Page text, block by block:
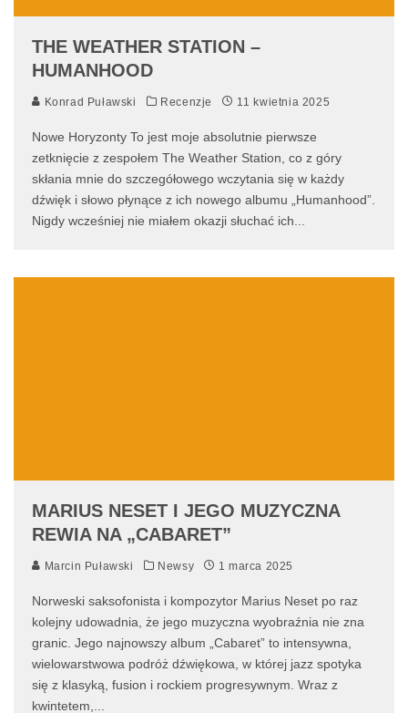
THE WEATHER STATION –
HUMANHOOD
Konrad Puławski Recenzje 11 kwietnia 2025
Nowe Horyzonty To jest moje absolutnie pierwsze
zetknięcie z zespołem The Weather Station, co z góry
skłania mnie do szczegółowego wczytania się w każdy
dźwięk i słowo płynące z ich nowego albumu „Humanhood”.
Nigdy wcześniej nie miałem okazji słuchać ich
MARIUS NESET I JEGO MUZYCZNA
REWIA NA „CABARET”
Marcin Puławski Newsy 1 marca 2025
Norweski saksofonista i kompozytor Marius Neset po raz
kolejny udowadnia, że jego muzyczna wyobraźnia nie zna
granic. Jego najnowszy album „Cabaret” to intensywna,
wielowarstwowa podróż dźwiękowa, w której jazz spotyka
się z klasyką, fusion i rockiem progresywnym. Wraz z
kwintetem,